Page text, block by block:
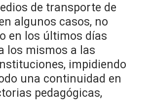
de transporte de
algunos casos, no
en los últimos días
los mismos a las
impidiendo
una continuidad en
pedagógicas,